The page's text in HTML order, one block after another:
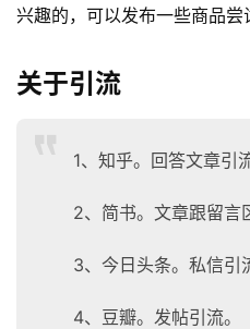
员
区
兴趣的，可以发布一些商品尝
关于引流
1、知乎。回答文章引
2、简书。文章跟留言
3、今日头条。私信引
4、豆瓣。发帖引流。